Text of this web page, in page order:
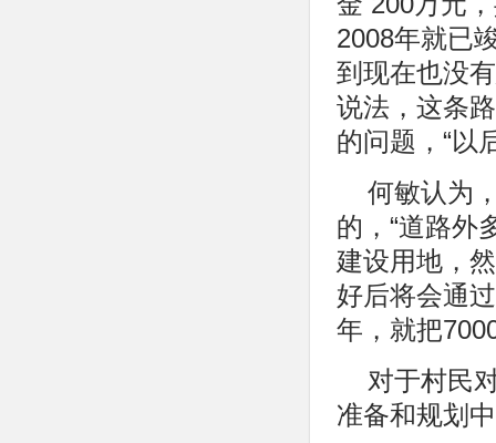
2008年就已
到现在也没
说法，这条
的问题，“以
何敏认为
的，“道路外
建设用地，
好后将会通
年，就把
对于村民
准备和规划